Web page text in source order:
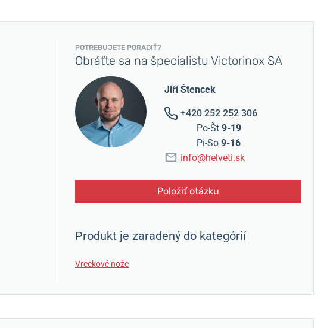
POTREBUJETE PORADIŤ?
Obráťte sa na špecialistu Victorinox SA
Jiří Štencek
+420 252 252 306
Po-Št 9-19
Pi-So 9-16
info@helveti.sk
Položiť otázku
Produkt je zaradený do kategórií
Vreckové nože